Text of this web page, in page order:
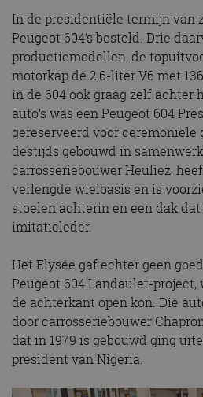
In de presidentiële termijn van
Peugeot 604’s besteld. Drie
productiemodellen, de
motorkap de 2,6-liter V6 met
in de 604 ook graag zelf achter
auto’s was een Peugeot 604
gereserveerd voor ceremoniële
destijds gebouwd in
carrosseriebouwer Heuliez,
verlengde wielbasis en is
stoelen achterin en een dak
imitatieleder.
Het Elysée gaf echter geen
Peugeot 604 Landaulet-
de achterkant open kon. Die
door carrosseriebouwer
dat in 1979 is gebouwd ging
president van Nigeria.